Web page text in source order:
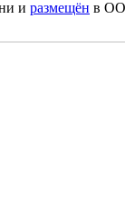
и размещён в